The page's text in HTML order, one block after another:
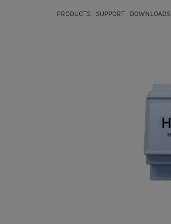
PRODUCTS SUPPORT DOWNLOADS